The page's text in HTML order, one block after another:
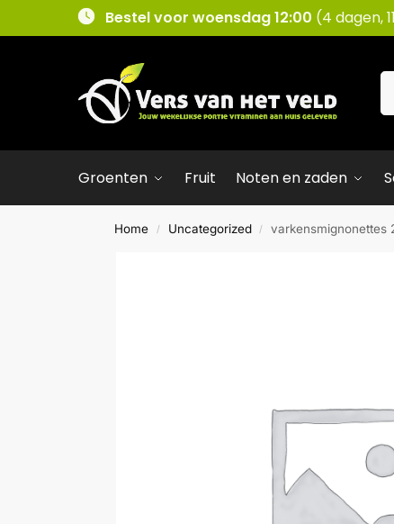
Bestel voor woensdag 12:00 (4 dagen,
Groenten Fruit Noten en zaden
Home / Uncategorized / varkensmignonettes